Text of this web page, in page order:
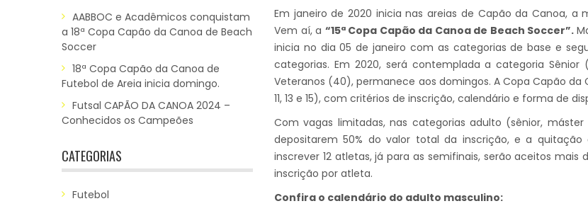
AABBOC e Acadêmicos conquistam
a 18ª Copa Capão da Canoa de Beach
Soccer
18ª Copa Capão da Canoa de
Futebol de Areia inicia domingo.
Futsal CAPÃO DA CANOA 2024 –
Conhecidos os Campeões
CATEGORIAS
Futebol
Em janeiro de 2020 inicia nas areias de Capão da Canoa,
Vem aí, a “15ª Copa Capão da Canoa de Beach Soccer”.
inicia no dia 05 de janeiro com as categorias de base e
categorias. Em 2020, será contemplada a categoria
Veteranos (40), permanece aos domingos. A Copa Capão
11, 13 e 15), com critérios de inscrição, calendário e forma de
Com vagas limitadas, nas categorias adulto (sênior,
depositarem 50% do valor total da inscrição, e a
inscrever 12 atletas, já para as semifinais, serão aceitos
inscrição por atleta.
Confira o calendário do adulto masculino: